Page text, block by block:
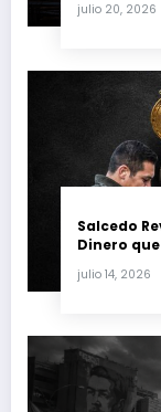
petrolera
julio 20, 2026
Salcedo
Dinero
julio 14, 2026